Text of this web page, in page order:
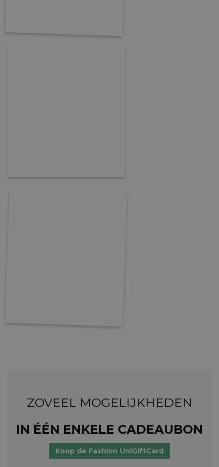
ZOVEEL MOGELIJKHEDEN
IN ÉÉN ENKELE CADEAUBON
Koop de Fashion UniGiftCard